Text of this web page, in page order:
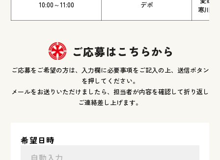
10:00～11:00 デポ
寒川町
ご応募はこちらから
ご応募をご希望の方は、入力欄に必要事項をご記入の上、送信ボタン
を押してください。
メールをお送りいただけましたら、担当者が内容を確認して折り返し
ご連絡差し上げます。
希望日時